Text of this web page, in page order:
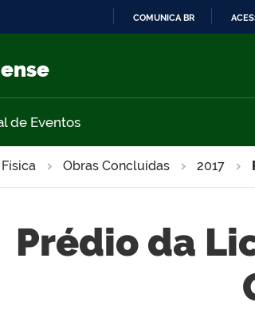
COMUNICA BR
de Eventos
Obras Concluídas 2017
Prédio da